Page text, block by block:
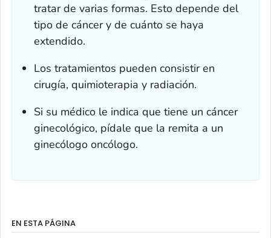
tratar de varias formas. Esto depende del
tipo de cáncer y de cuánto se haya
extendido.
Los tratamientos pueden consistir en
cirugía, quimioterapia y radiación.
Si su médico le indica que tiene un cáncer
ginecológico, pídale que la remita a un
ginecólogo oncólogo.
EN ESTA PÁGINA